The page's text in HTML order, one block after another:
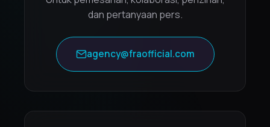
dan pertanyaan pers.
agency@fraofficial.com